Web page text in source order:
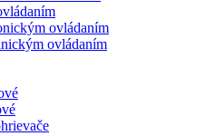
ovládaním
ovládaním